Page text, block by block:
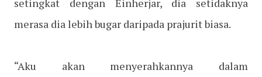
setingkat dengan Einherjar, dia setidaknya
merasa dia lebih bugar daripada prajurit biasa.
“Aku akan menyerahkannya dalam